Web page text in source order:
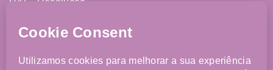
RAL - Resolução
Livro de Reclamações